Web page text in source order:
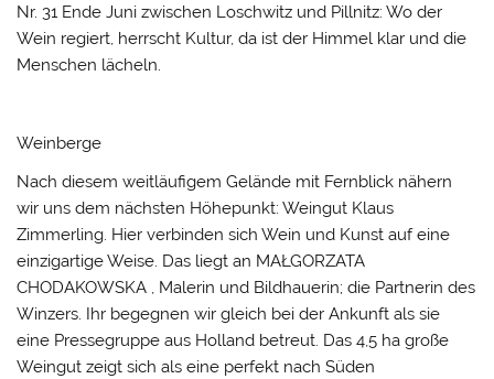
Nr. 31 Ende Juni zwischen Loschwitz und Pillnitz: Wo der
Wein regiert, herrscht Kultur, da ist der Himmel klar und die
Menschen lächeln.
Weinberge
Nach diesem weitläufigem Gelände mit Fernblick nähern
wir uns dem nächsten Höhepunkt: Weingut Klaus
Zimmerling. Hier verbinden sich Wein und Kunst auf eine
einzigartige Weise. Das liegt an MAŁGORZATA
CHODAKOWSKA , Malerin und Bildhauerin; die Partnerin des
Winzers. Ihr begegnen wir gleich bei der Ankunft als sie
eine Pressegruppe aus Holland betreut. Das 4,5 ha große
Weingut zeigt sich als eine perfekt nach Süden